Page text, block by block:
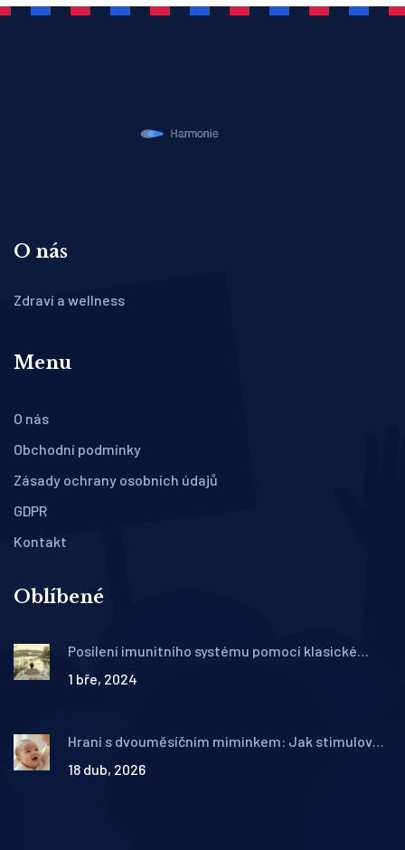
O nás
Zdraví a wellness
Menu
O nás
Obchodní podmínky
Zásady ochrany osobních údajů
GDPR
Kontakt
Oblíbené
Posílení imunitního systému pomocí klasické
1 bře, 2024
Hraní s dvouměsíčním miminkem: Jak stimulovat
18 dub, 2026